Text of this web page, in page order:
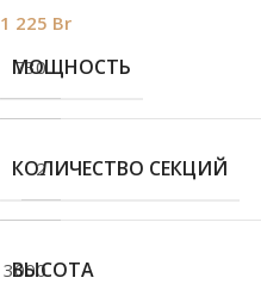
730
2
3000
1 225 Br
МОЩНОСТЬ
КОЛИЧЕСТВО СЕКЦИЙ
ВЫСОТА